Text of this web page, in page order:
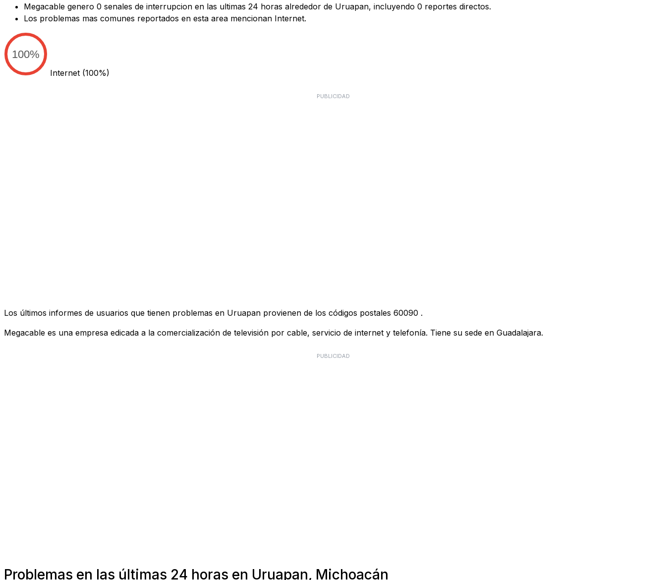
Megacable genero 0 senales de interrupcion en las ultimas 24 horas alrededor de Uruapan, incluyendo 0 reportes directos.
Los problemas mas comunes reportados en esta area mencionan Internet.
100%
Internet (100%)
PUBLICIDAD
Los últimos informes de usuarios que tienen problemas en Uruapan provienen de los códigos postales 60090 .
Megacable es una empresa edicada a la comercialización de televisión por cable, servicio de internet y telefonía. Tiene su sede en Guadalajara.
PUBLICIDAD
Problemas en las últimas 24 horas en Uruapan, Michoacán